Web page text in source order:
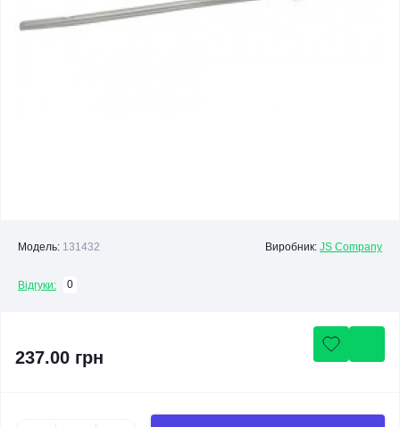
Модель: 131432 Виробник: JS Company
Відгуки: 0
237.00 грн